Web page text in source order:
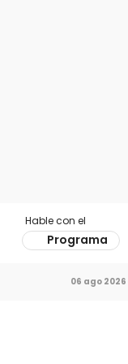
Hable con el
Programa
06 ago 2026